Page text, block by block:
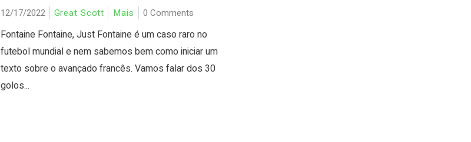
12/17/2022 Great Scott Mais 0 Comments
Fontaine Fontaine, Just Fontaine é um caso raro no
futebol mundial e nem sabemos bem como iniciar um
texto sobre o avançado francês. Vamos falar dos 30
golos...